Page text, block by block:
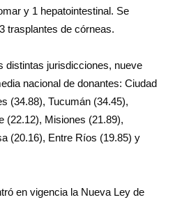
y 1 hepatointestinal. Se
trasplantes de córneas.
distintas jurisdicciones, nueve
nacional de donantes: Ciudad
(34.88), Tucumán (34.45),
(22.12), Misiones (21.89),
(20.16), Entre Ríos (19.85) y
en vigencia la Nueva Ley de